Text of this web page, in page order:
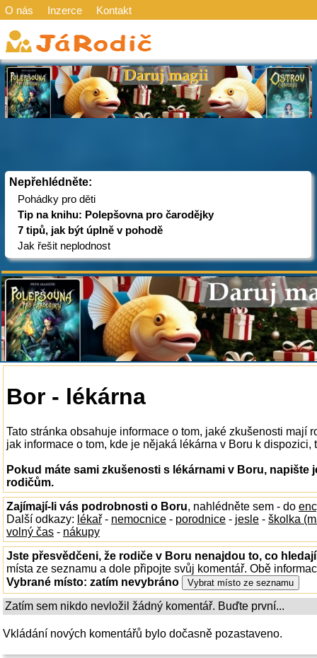
O nás Inzerce Kontakt
Nepřehlédněte:
Pohádky pro děti
Tip na knihu: Polepšovna pro čarodějky
7 tipů, jak být úplně v pohodě
Jak řešit neplodnost
Bor - lékárna
Tato stránka obsahuje informace o tom, jaké zkušenosti mají
jak informace o tom, kde je nějaká lékárna v Boru k dispozici,
Pokud máte sami zkušenosti s lékárnami v Boru, napište
rodičům.
Zajímají-li vás podrobnosti o Boru, nahlédněte sem - do
Další odkazy: lékař - nemocnice - porodnice - jesle - školka
volný čas - nákupy
Jste přesvědčeni, že rodiče v Boru nenajdou to, co
místa ze seznamu a dole připojte svůj komentář. Obě
Vybrané místo: zatím nevybráno
Zatím sem nikdo nevložil žádný komentář. Buďte první...
Vkládání nových komentářů bylo dočasně pozastaveno.